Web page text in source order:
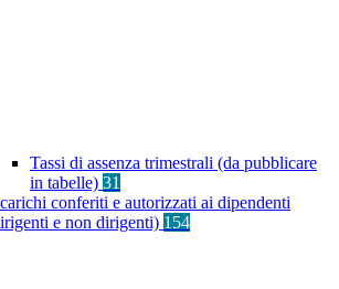
Tassi di assenza trimestrali (da pubblicare
in tabelle) 31
conferiti e autorizzati ai dipendenti
e non dirigenti) 154